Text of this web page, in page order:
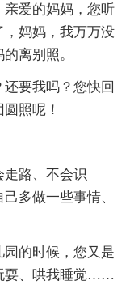
爱的妈妈，您听
，妈妈，我万万没
离别照。
要我吗？您快回
照呢！
路、不会识
多做一些事情、
的时候，您又是
耍、哄我睡觉……